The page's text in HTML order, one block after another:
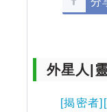
外星人|
[揭密者